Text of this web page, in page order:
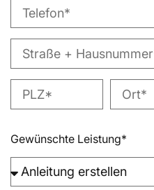
Gewünschte Leistung*